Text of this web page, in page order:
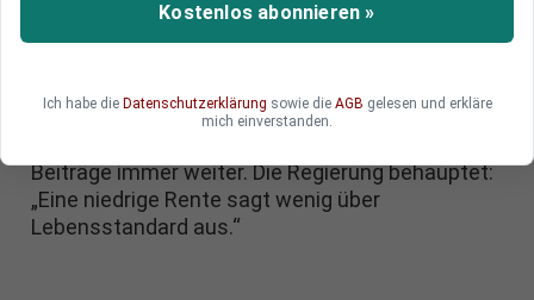
enorme regionale Unterschiede und ein starkes
Beiträge immer weiter. Die Regierung behauptet:
„Eine niedrige Rente sagt wenig über
Lebensstandard aus.“
Kostenlos abonnieren »
Ich habe die Datenschutzerklärung sowie die AGB gelesen und erkläre
mich einverstanden.